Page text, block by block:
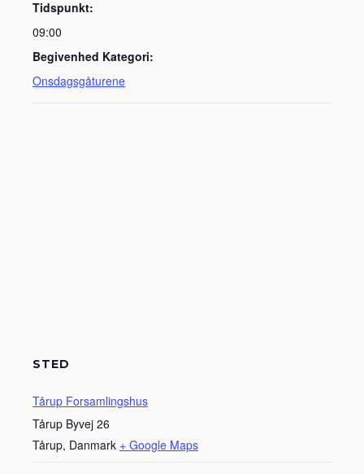
Tidspunkt:
09:00
Begivenhed Kategori:
Onsdagsgåturene
STED
Tårup Forsamlingshus
Tårup Byvej 26
Tårup, Danmark + Google Maps